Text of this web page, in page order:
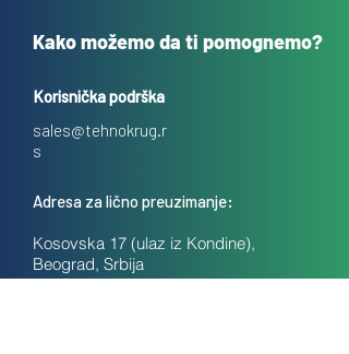
Kako možemo da ti pomognemo?
Korisnička podrška
sales@tehnokrug.r
s
Adresa za lično preuzimanje:
Kosovska 17 (ulaz iz Kondine),
Beograd, Srbija